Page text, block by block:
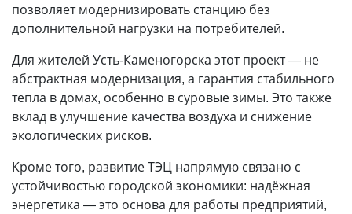
позволяет модернизировать станцию без
дополнительной нагрузки на потребителей.
Для жителей Усть-Каменогорска этот проект — не
абстрактная модернизация, а гарантия стабильного
тепла в домах, особенно в суровые зимы. Это также
вклад в улучшение качества воздуха и снижение
экологических рисков.
Кроме того, развитие ТЭЦ напрямую связано с
устойчивостью городской экономики: надёжная
энергетика — это основа для работы предприятий,